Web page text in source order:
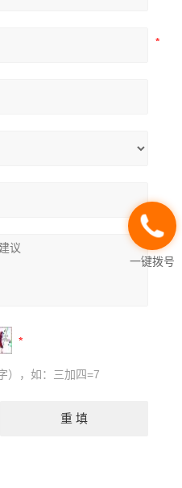
），如：三加四=7
一键拨号